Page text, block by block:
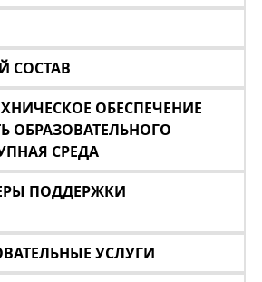
СОСТАВ
ОБЕСПЕЧЕНИЕ
ОБРАЗОВАТЕЛЬНОГО
СРЕДА
ПОДДЕРЖКИ
УСЛУГИ